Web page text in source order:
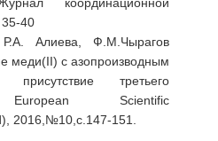
40
Алиева, Ф.М.Чырагов
меди(II) с азопроизводным
третьего
European Scientific
2016,№10,с.147-151.